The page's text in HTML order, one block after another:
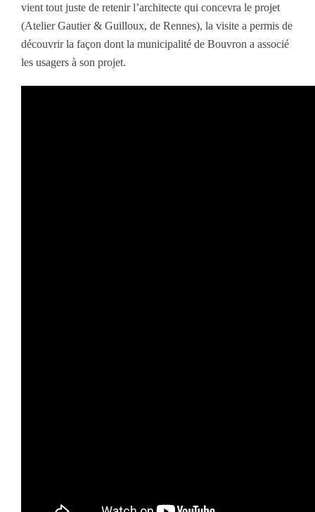
vient tout juste de retenir l’architecte qui concevra le projet
(Atelier Gautier & Guilloux, de Rennes), la visite a permis de
découvrir la façon dont la municipalité de Bouvron a associé
les usagers à son projet.